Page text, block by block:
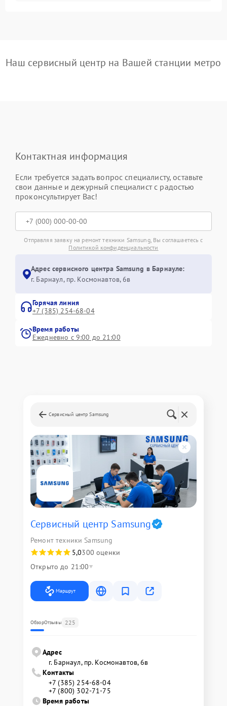
Наш сервисный центр на Вашей станции метро
Контактная информация
Если требуется задать вопрос специалисту, оставьте
свои данные и дежурный специалист с радостью
проконсультирует Вас!
Отправляя заявку на ремонт техники Samsung, Вы соглашаетесь с
Политикой конфиденциальности
Адрес сервисного центра Samsung в Барнауле:
г. Барнаул, ​пр. Космонавтов, 6в
Горячая линия
+7 (385) 254-68-04
Время работы
Ежедневно с 9:00 до 21:00
Сервисный центр Samsung
Сервисный центр Samsung
Ремонт техники Samsung
5,0300 оценки
Открыто до 21:00
Маршрут
ОбзорОтзывы 225
Адрес
г. Барнаул, ​пр. Космонавтов, 6в
Контакты
+7 (385) 254-68-04
+7 (800) 302-71-75
Время работы